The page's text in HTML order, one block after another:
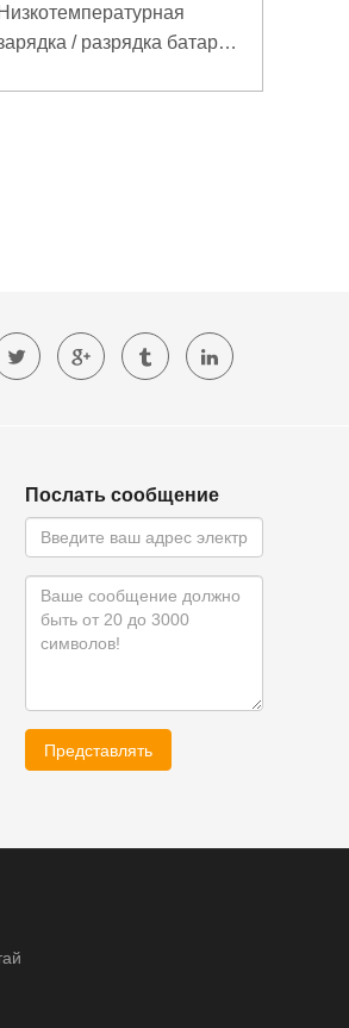
Низкотемпературная
/ разрядка батареи
Послать сообщение
Представлять